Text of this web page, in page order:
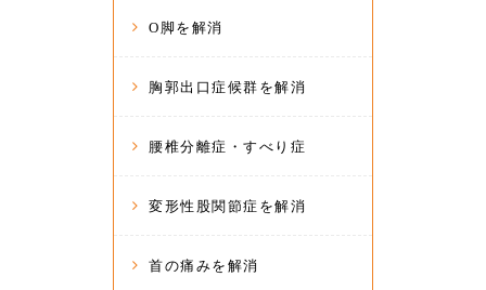
O脚を解消
胸郭出口症候群を解消
腰椎分離症・すべり症
変形性股関節症を解消
首の痛みを解消